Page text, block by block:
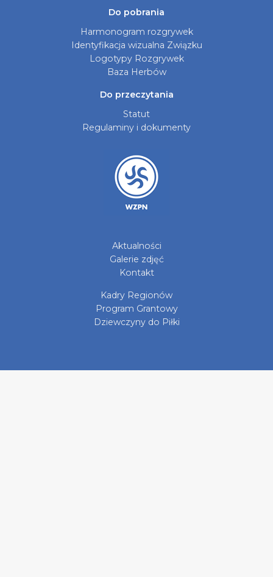
Do pobrania
Harmonogram rozgrywek
Identyfikacja wizualna Związku
Logotypy Rozgrywek
Baza Herbów
Do przeczytania
Statut
Regulaminy i dokumenty
Aktualności
Galerie zdjęć
Kontakt
Kadry Regionów
Program Grantowy
Dziewczyny do Piłki